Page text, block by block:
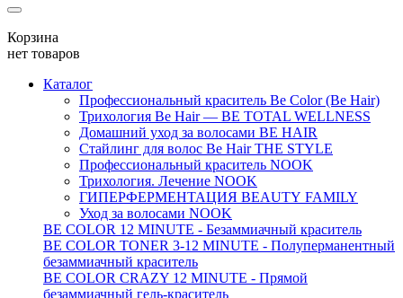
Корзина
нет товаров
Каталог
Профессиональный краситель Be Color (Be Hair)
Трихология Be Hair — BE TOTAL WELLNESS
Домашний уход за волосами BE HAIR
Стайлинг для волос Be Hair THE STYLE
Профессиональный краситель NOOK
Трихология. Лечение NOOK
ГИПЕРФЕРМЕНТАЦИЯ BEAUTY FAMILY
Уход за волосами NOOK
BE COLOR 12 MINUTE - Безаммиачный краситель
BE COLOR TONER 3-12 MINUTE - Полуперманентный
безаммиачный краситель
BE COLOR CRAZY 12 MINUTE - Прямой
безаммиачный гель-краситель